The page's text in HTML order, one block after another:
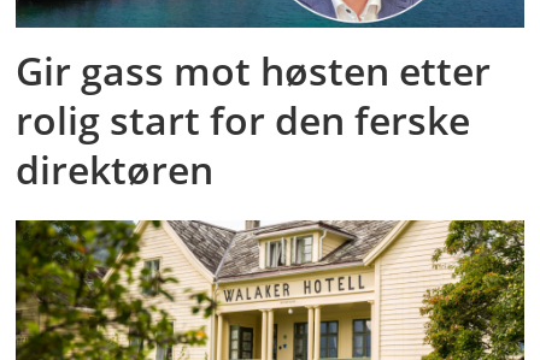
Gir gass mot høsten etter
rolig start for den ferske
direktøren